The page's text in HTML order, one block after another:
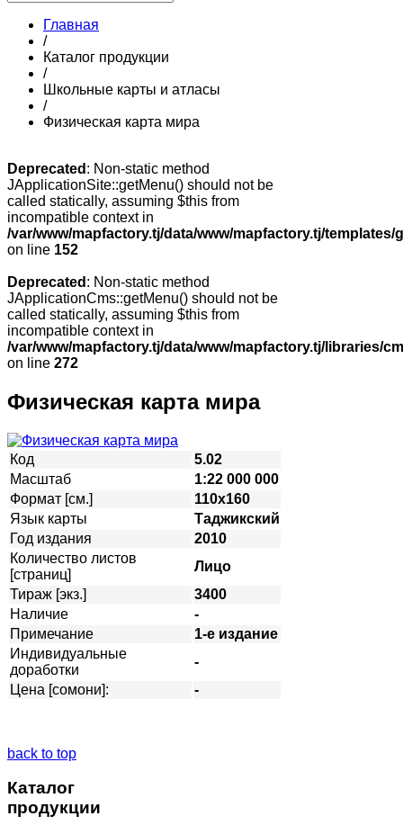
Главная
/
Каталог продукции
/
Школьные карты и атласы
/
Физическая карта мира
Deprecated : Non-static method
JApplicationSite::getMenu() should not be
called statically, assuming $this from
incompatible context in
/var/www/mapfactory.tj/data/www/mapfactory.tj/
on line 152
Deprecated : Non-static method
JApplicationCms::getMenu() should not be
called statically, assuming $this from
incompatible context in
/var/www/mapfactory.tj/data/www/mapfactory.tj/libraries/
on line 272
Физическая карта мира
Код
5.02
Масштаб
1:22 000 000
Формат [см.]
110х160
Язык карты
Таджикский
Год издания
2010
Количество листов
[страниц]
Лицо
Тираж [экз.]
3400
Наличие
-
Примечание
1-е издание
Индивидуальные
доработки
-
Цена [сомони]:
-
back to top
Каталог
продукции